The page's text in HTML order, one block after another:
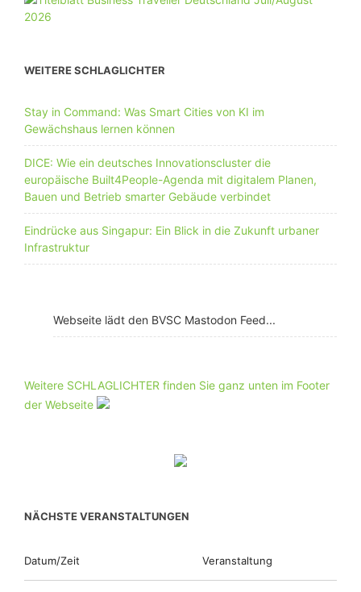
WEITERE SCHLAGLICHTER
Stay in Command: Was Smart Cities von KI im
Gewächshaus lernen können
DICE: Wie ein deutsches Innovationscluster die
europäische Built4People-Agenda mit digitalem Planen,
Bauen und Betrieb smarter Gebäude verbindet
Eindrücke aus Singapur: Ein Blick in die Zukunft urbaner
Infrastruktur
Webseite lädt den BVSC Mastodon Feed...
Weitere SCHLAGLICHTER finden Sie ganz unten im Footer
der Webseite
NÄCHSTE VERANSTALTUNGEN
Datum/Zeit Veranstaltung